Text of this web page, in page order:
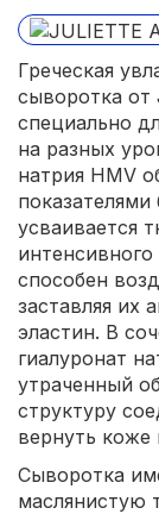
Греческая
сыворотка от
специально
на разных
натрия HMV
усваивается
способен
заставляя их
эластин. В
гиалуронат
утраченный
структуру
вернуть коже
Сыворотка
маслянистую